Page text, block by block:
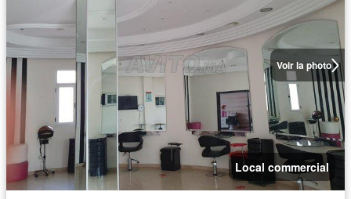
Voir la photo
Local commercial